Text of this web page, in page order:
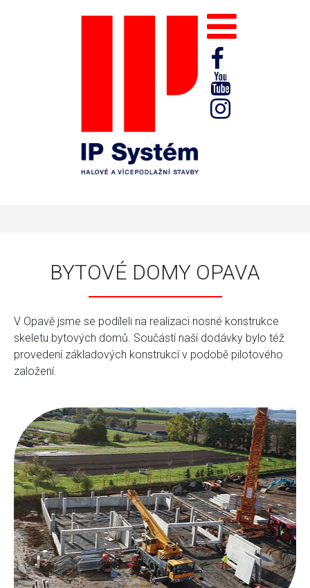
BYTOVÉ DOMY OPAVA
V Opavě jsme se podíleli na realizaci nosné konstrukce
skeletu bytových domů. Součástí naší dodávky bylo též
provedení základových konstrukcí v podobě pilotového
založení.